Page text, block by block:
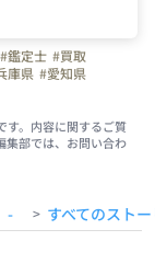
#鑑定士 #買取
庫県 #愛知県
す。内容に関するご質
集部では、お問い合わ
- > すべてのスト